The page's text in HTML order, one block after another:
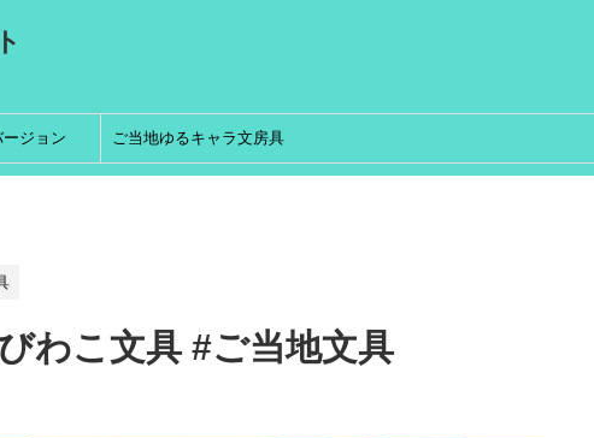
ジョン ご当地ゆるキャラ文房具
わこ文具 #ご当地文具